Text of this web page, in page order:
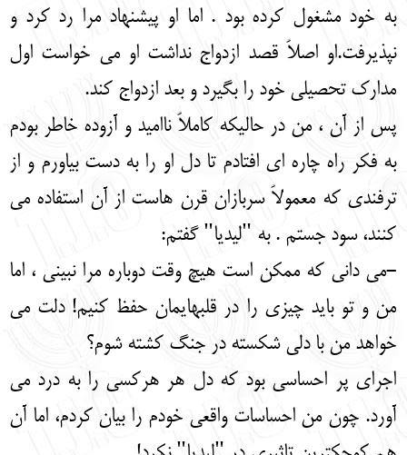
به خود مشغول کرده بود . اما او پیشنهاد مرا رد کرد و
نپذیرفت.او اصلاً قصد ازدواج نداشت او می خواست اول
مدارک تحصیلی خود را بگیرد و بعد ازدواج کند.
پس از آن ، من در حالیکه کاملاً ناامید و آزوده خاطر بودم
به فکر راه چاره ای افتادم تا دل او را به دست بیاورم و از
ترفندی که معمولاً سربازان قرن هاست از آن استفاده می
کنند، سود جستم . به "لیدیا" گفتم:
-می دانی که ممکن است هیچ وقت دوباره مرا نبینی ، اما
من و تو باید چیزی را در قلبهایمان حفظ کنیم! دلت می
خواهد من با دلی شکسته در جنگ کشته شوم؟
اجرای پر احساسی بود که دل هر هرکسی را به درد می
آورد. چون من احساسات واقعی خودم را بیان کردم، اما آن